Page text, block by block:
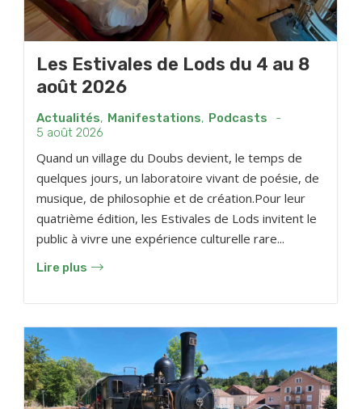
Les Estivales de Lods du 4 au 8
août 2026
Actualités, Manifestations, Podcasts
-
5 août 2026
Quand un village du Doubs devient, le temps de
quelques jours, un laboratoire vivant de poésie, de
musique, de philosophie et de création.Pour leur
quatrième édition, les Estivales de Lods invitent le
public à vivre une expérience culturelle rare...
Lire plus